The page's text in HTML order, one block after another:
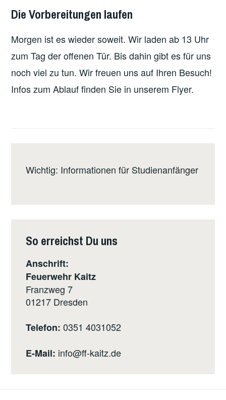
KÄPPLER
Die Vorbereitungen laufen
Morgen ist es wieder soweit. Wir laden ab 13 Uhr
zum Tag der offenen Tür. Bis dahin gibt es für uns
noch viel zu tun. Wir freuen uns auf Ihren Besuch!
Infos zum Ablauf finden Sie in unserem Flyer.
Wichtig: Informationen für Studienanfänger
So erreichst Du uns
Anschrift:
Feuerwehr Kaitz
Franzweg 7
01217 Dresden
Telefon:0351 4031052
E-Mail: info@ff-kaitz.de